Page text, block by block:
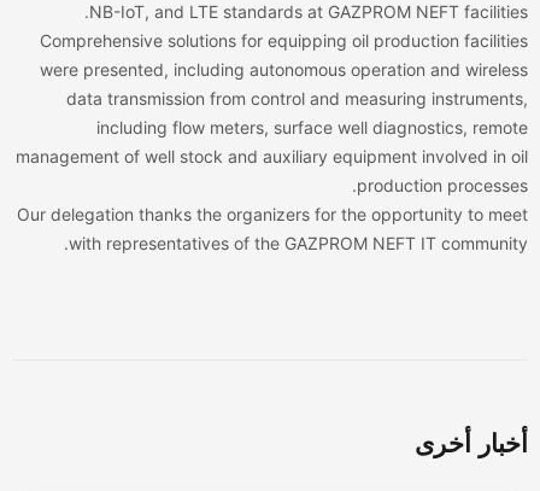
NB-IoT, and LTE standards at GAZPROM NEFT
Comprehensive solutions for equipping oil production
were presented, including autonomous operation and
data transmission from control and measuring
including flow meters, surface well diagnostics,
management of well stock and auxiliary equipment involved in
production
Our delegation thanks the organizers for the opportunity to
with representatives of the GAZPROM NEFT IT
أخرى